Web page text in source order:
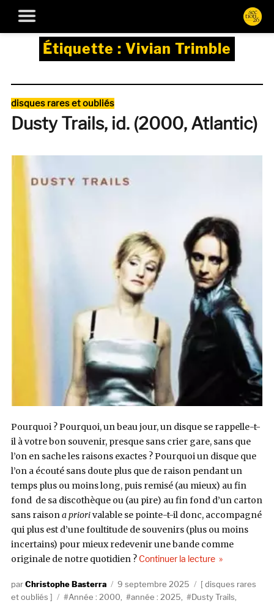
Étiquette : Vivian Trimble
Catégories
disques rares et oubliés
Dusty Trails, id. (2000, Atlantic)
Pourquoi ? Pourquoi, un beau jour, un disque se rappelle-t-
il à votre bon souvenir, presque sans crier gare, sans que
l’on en sache les raisons exactes ? Pourquoi un disque que
l’on a écouté sans doute plus que de raison pendant un
temps plus ou moins long, puis remisé (au mieux) au fin
fond de sa discothèque ou (au pire) au fin fond d’un carton
sans raisona priorivalable se pointe-t-il donc, accompagné
qui plus est d’une foultitude de souvenirs (plus ou moins
incertains) pour mieux redevenir une bande comme
originale de notre quotidien ? Continuer la lecturede « Dusty
AuteurChristophe Basterra
Publié
le
9 septembre 2025 Catégories
disques rares
et oubliés
Étiquettes
Année : 2000, année : 2025, Dusty Trails,